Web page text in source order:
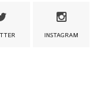
INSTAGRAM